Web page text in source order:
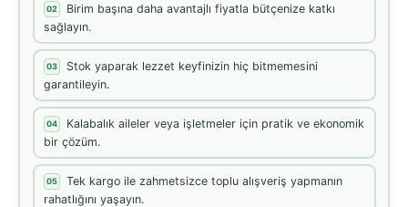
02
Birim başına daha avantajlı fiyatla bütçenize katkı
sağlayın.
03
Stok yaparak lezzet keyfinizin hiç bitmemesini
garantileyin.
04
Kalabalık aileler veya işletmeler için pratik ve ekonomik
bir çözüm.
05
Tek kargo ile zahmetsizce toplu alışveriş yapmanın
rahatlığını yaşayın.